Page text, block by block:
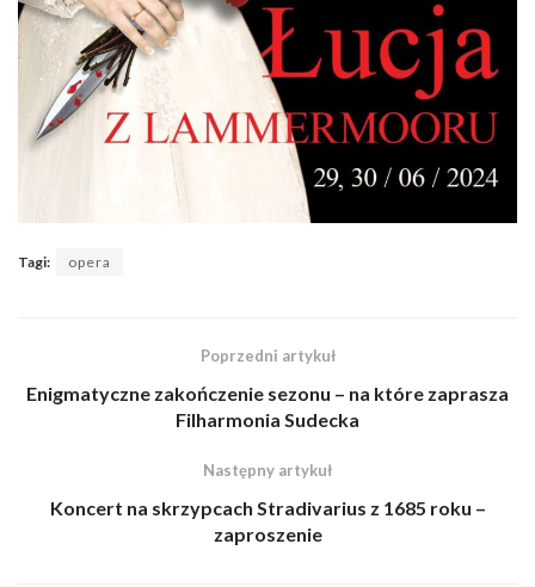
Tagi: opera
Poprzedni artykuł
Enigmatyczne zakończenie sezonu – na które zaprasza
Filharmonia Sudecka
Następny artykuł
Koncert na skrzypcach Stradivarius z 1685 roku –
zaproszenie